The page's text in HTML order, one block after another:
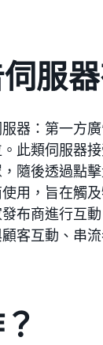
服
器：第一方
此類伺服器
隨後透過點
用，旨在觸
布商進行互
客互動、串流